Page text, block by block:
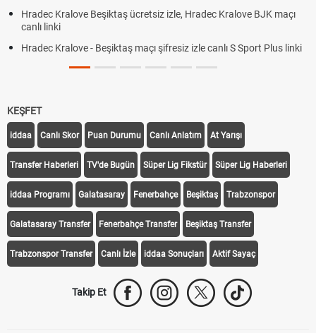
Hradec Kralove Beşiktaş ücretsiz izle, Hradec Kralove BJK maçı
canlı linki
Hradec Kralove - Beşiktaş maçı şifresiz izle canlı S Sport Plus linki
KEŞFET
iddaa Canlı Skor Puan Durumu Canlı Anlatım At Yarışı
Transfer Haberleri TV'de Bugün Süper Lig Fikstür Süper Lig Haberleri
iddaa Programı Galatasaray Fenerbahçe Beşiktaş Trabzonspor
Galatasaray Transfer Fenerbahçe Transfer Beşiktaş Transfer
Trabzonspor Transfer Canlı İzle iddaa Sonuçları Aktif Sayaç
Takip Et